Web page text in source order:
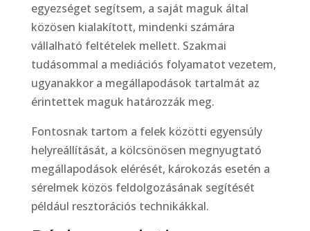
egyezséget segítsem, a saját maguk által
közösen kialakított, mindenki számára
vállalható feltételek mellett. Szakmai
tudásommal a mediációs folyamatot vezetem,
ugyanakkor a megállapodások tartalmát az
érintettek maguk határozzák meg.
Fontosnak tartom a felek közötti egyensúly
helyreállítását, a kölcsönösen megnyugtató
megállapodások elérését, károkozás esetén a
sérelmek közös feldolgozásának segítését
például resztorációs technikákkal.